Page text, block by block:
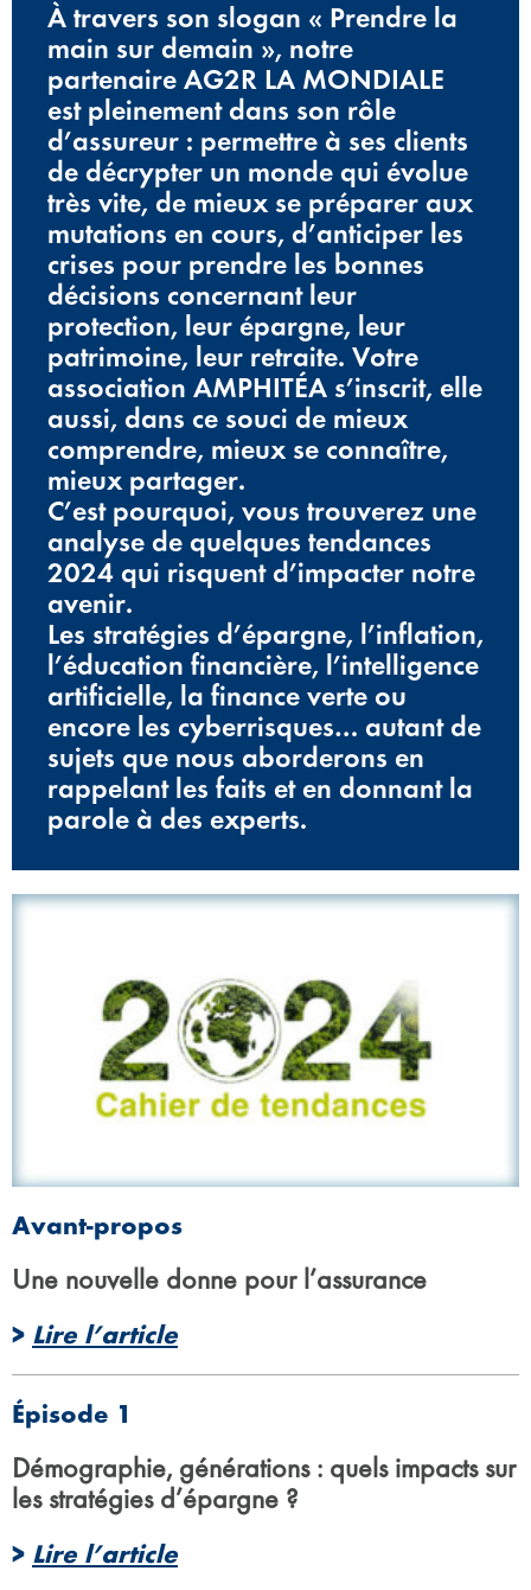
À travers son slogan « Prendre la
main sur demain », notre
partenaire AG2R LA MONDIALE
est pleinement dans son rôle
d’assureur : permettre à ses clients
de décrypter un monde qui évolue
très vite, de mieux se préparer aux
mutations en cours, d’anticiper les
crises pour prendre les bonnes
décisions concernant leur
protection, leur épargne, leur
patrimoine, leur retraite. Votre
association AMPHITÉA s’inscrit, elle
aussi, dans ce souci de mieux
comprendre, mieux se connaître,
mieux partager.
C’est pourquoi, vous trouverez une
analyse de quelques tendances
2024 qui risquent d’impacter notre
avenir.
Les stratégies d’épargne, l’inflation,
l’éducation financière, l’intelligence
artificielle, la finance verte ou
encore les cyberrisques… autant de
sujets que nous aborderons en
rappelant les faits et en donnant la
parole à des experts.
Avant-propos
Une nouvelle donne pour l’assurance
> Lire l’article
Épisode 1
Démographie, générations : quels impacts sur
les stratégies d’épargne ?
> Lire l’article